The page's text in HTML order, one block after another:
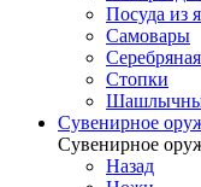
Посуда из
Самовары
Стопки
Сувенирное
Сувенирное
Назад